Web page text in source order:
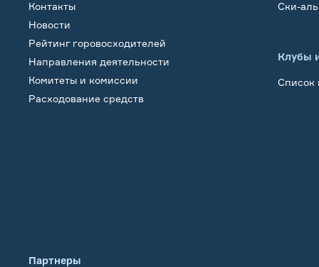
Контакты
Новости
Рейтинг горовосходителей
Направления деятельности
Комитеты и комиссии
Расходование средств
Ски-
Клубы
Список
Партнеры